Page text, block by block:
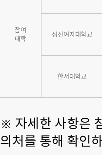
참여
대학
성신여자대학교
한서대학교
※ 자세한 사항은
의처를 통해 확인